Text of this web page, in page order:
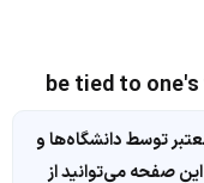
توسط دانشگاه‌ها و
صفحه می‌توانید از